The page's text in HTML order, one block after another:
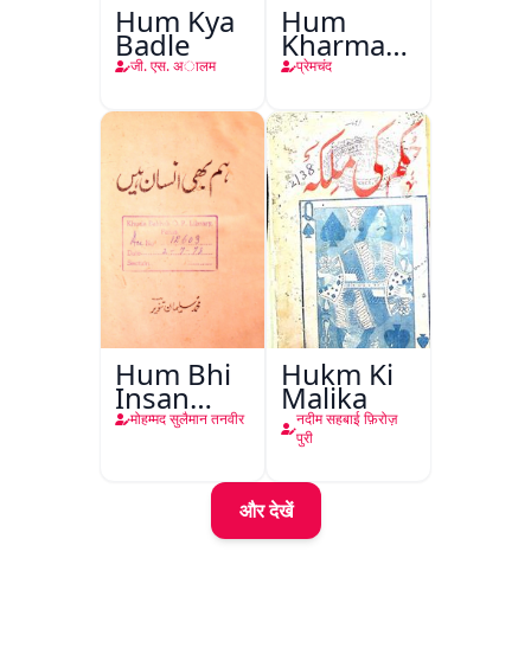
Hum Kya
Badle
जी. एस. अालम
Hum
Kharma-
o-Hum
प्रेमचंद
Hum Bhi
Insan
Hain
मोहम्मद सुलैमान तनवीर
Hukm Ki
Malika
नदीम सहबाई फ़िरोज़
पुरी
और देखें